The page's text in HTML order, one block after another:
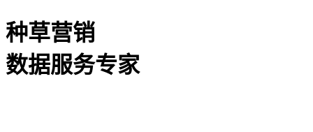
种草营销
数据服务专家